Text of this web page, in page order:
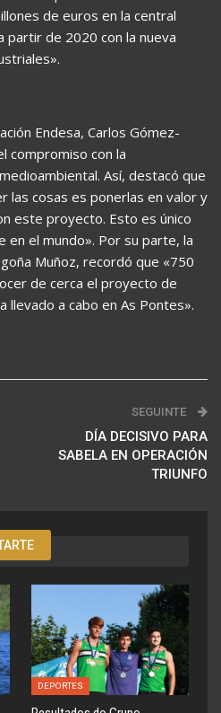
de euros en la central
partir de 2020 con la nueva
Endesa, Carlos Gómez-
compromiso con la
Así, destacó que
las cosas es ponerlas en valor y
este proyecto. Esto es único
en el mundo». Por su parte, la
Muñoz, recordó que «750
de cerca el proyecto de
llevado a cabo en As Pontes».
SEGUINTE
DÍA DECISIVO PARA
SABELA EN OPERACIÓN
TRIUNFO
DEPORTES